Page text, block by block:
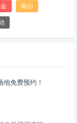
南山
免费预约！